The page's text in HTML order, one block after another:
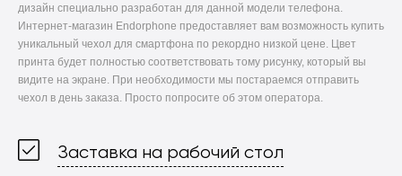
дизайн специально разработан для данной модели телефона.
Интернет-магазин Endorphone предоставляет вам возможность купить
уникальный чехол для смартфона по рекордно низкой цене. Цвет
принта будет полностью соответствовать тому рисунку, который вы
видите на экране. При необходимости мы постараемся отправить
чехол в день заказа. Просто попросите об этом оператора.
Заставка на рабочий стол